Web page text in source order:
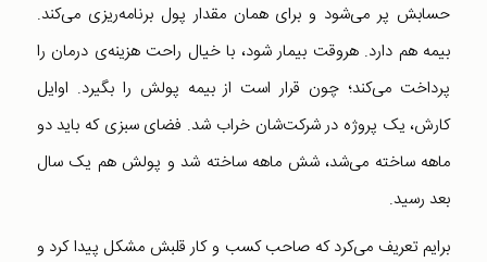
حسابش پر می‌شود و برای همان مقدار پول برنامه‌ریزی می‌کند.
بیمه هم دارد. هروقت بیمار شود، با خیال راحت هزینه‌ی درمان را
پرداخت می‌کند؛ چون قرار است از بیمه پولش را بگیرد. اوایل
کارش، یک پروژه در شرکت‌شان خراب شد. فضای سبزی که باید دو
ماهه ساخته می‌شد، شش ماهه ساخته شد و پولش هم یک سال
بعد رسید.
برایم تعریف می‌کرد که صاحب کسب و کار قلبش مشکل پیدا کرد و